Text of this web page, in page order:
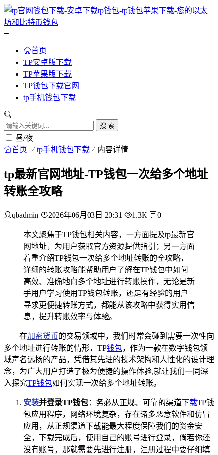
首页
TP安卓版下载
TP苹果版下载
TP钱包下载官网
tp手机钱包下载
搜 索
昼/夜
首页 tp手机钱包下载 内容详情
tp最新官网地址-TP钱包一次给多个地址
转账全攻略
qbadmin 2026年06月03日 20:31 1.3K 0
本文聚焦于TP钱包相关内容，一方面提及tp最新官
网地址，为用户获取官方资源提供指引；另一方面
着重介绍TP钱包一次给多个地址转账的全攻略，
详细的转账攻略能帮助用户了解在TP钱包中如何
高效、准确地向多个地址进行转账操作，无论是新
手用户学习使用TP钱包转账，还是有经验的用户
寻求更便捷转账方式，都能从该攻略中获得实用信
息，提升转账效率与体验。
在加密货币的交易领域中，我们时常会碰到需要一次性向
多个地址进行转账的情形，TP钱包，作为一款在数字钱包领
域声名远扬的产品，凭借其先进的技术架构和人性化的设计理
念，为广大用户打造了极为便捷的操作体验,就让我们一同深
入探究TP钱包如何实现一次给多个地址转账。
安装并登录TP钱包：务必从正规、可靠的渠道下载TP钱
包应用程序，网络环境复杂，存在诸多恶意软件和仿冒
应用，从正规渠道下载能最大程度保障我们的资金安
全，下载完成后，使用自己的账号进行登录，倘若你还
没有账号，那就需要先进行注册，注册过程中要仔细填